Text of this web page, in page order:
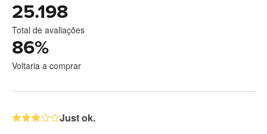
25.198
Total de avaliações
86%
Voltaria a comprar
Just ok.